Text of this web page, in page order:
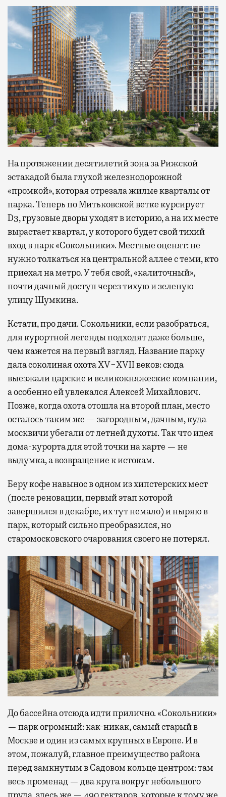
На протяжении десятилетий зона за Рижской
эстакадой была глухой железнодорожной
«промкой», которая отрезала жилые кварталы от
парка. Теперь по Митьковской ветке курсирует
D3, грузовые дворы уходят в историю, а на их месте
вырастает квартал, у которого будет свой тихий
вход в парк «Сокольники». Местные оценят: не
нужно толкаться на центральной аллее с теми, кто
приехал на метро. У тебя свой, «калиточный»,
почти дачный доступ через тихую и зеленую
улицу Шумкина.
Кстати, про дачи. Сокольники, если разобраться,
для курортной легенды подходят даже больше,
чем кажется на первый взгляд. Название парку
дала соколиная охота XV−XVII веков: сюда
выезжали царские и великокняжеские компании,
а особенно ей увлекался Алексей Михайлович.
Позже, когда охота отошла на второй план, место
осталось таким же — загородным, дачным, куда
москвичи убегали от летней духоты. Так что идея
дома-курорта для этой точки на карте — не
выдумка, а возвращение к истокам.
Беру кофе навынос в одном из хипстерских мест
(после реновации, первый этап которой
завершился в декабре, их тут немало) и ныряю в
парк, который сильно преобразился, но
старомосковского очарования своего не потерял.
До бассейна отсюда идти прилично. «Сокольники»
— парк огромный: как-никак, самый старый в
Москве и один из самых крупных в Европе. И в
этом, пожалуй, главное преимущество района
перед замкнутым в Садовом кольце центром: там
весь променад — два круга вокруг небольшого